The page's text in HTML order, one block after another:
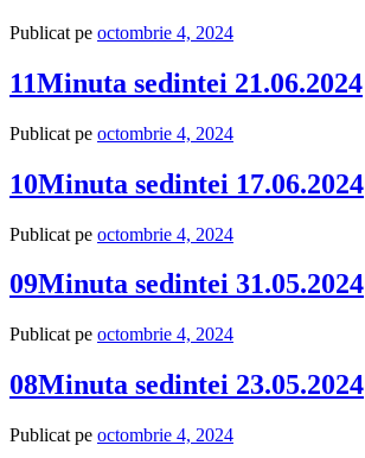
Publicat pe octombrie 4, 2024
11Minuta sedintei 21.06.2024
Publicat pe octombrie 4, 2024
10Minuta sedintei 17.06.2024
Publicat pe octombrie 4, 2024
09Minuta sedintei 31.05.2024
Publicat pe octombrie 4, 2024
08Minuta sedintei 23.05.2024
Publicat pe octombrie 4, 2024